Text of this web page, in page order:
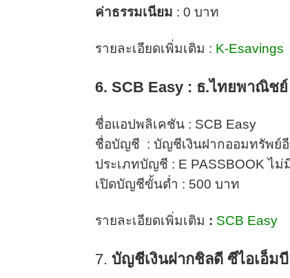
ค่าธรรมเนียม : 0 บาท
รายละเอียดเพิ่มเติม : K-Esavings
6. SCB Easy : ธ.ไทยพาณิชย์
ชื่อแอปพลิเคชัน : SCB Easy
ชื่อบัญชี : บัญชีเงินฝากออมทรัพย์
ประเภทบัญชี : E PASSBOOK ไ
เปิดบัญชีขั้นต่ำ : 500 บาท
รายละเอียดเพิ่มเติม : SCB Easy
7. บัญชีเงินฝากชิลดี ซีไอเอ็ม